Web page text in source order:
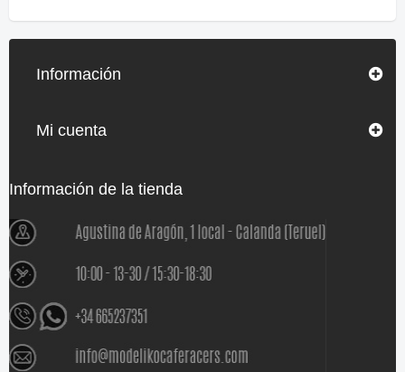
Información
Mi cuenta
Información de la tienda